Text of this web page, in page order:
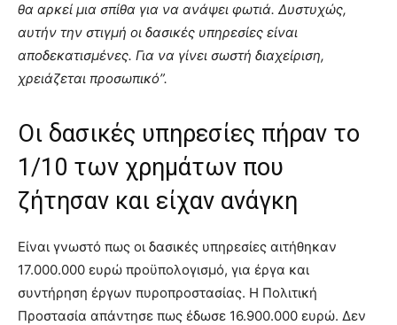
θα αρκεί μια σπίθα για να ανάψει φωτιά. Δυστυχώς,
αυτήν την στιγμή οι δασικές υπηρεσίες είναι
αποδεκατισμένες. Για να γίνει σωστή διαχείριση,
χρειάζεται προσωπικό”.
Οι δασικές υπηρεσίες πήραν το
1/10 των χρημάτων που
ζήτησαν και είχαν ανάγκη
Eίναι γνωστό πως οι δασικές υπηρεσίες αιτήθηκαν
17.000.000 ευρώ προϋπολογισμό, για έργα και
συντήρηση έργων πυροπροστασίας. Η Πολιτική
Προστασία απάντησε πως έδωσε 16.900.000 ευρώ. Δεν